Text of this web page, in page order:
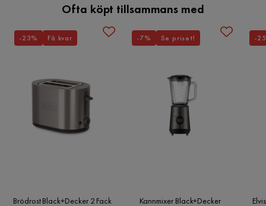
Ofta köpt tillsammans med
Brödrost Black+Decker 2 Fack
-23% Få kvar
Kannmixer Black+Decker
-7% Se priset! -